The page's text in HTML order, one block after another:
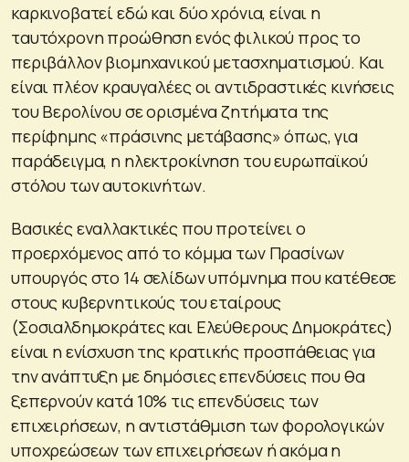
καρκινοβατεί εδώ και δύο χρόνια, είναι η
ταυτόχρονη προώθηση ενός φιλικού προς το
περιβάλλον βιομηχανικού μετασχηματισμού. Και
είναι πλέον κραυγαλέες οι αντιδραστικές κινήσεις
του Βερολίνου σε ορισμένα ζητήματα της
περίφημης «πράσινης μετάβασης» όπως, για
παράδειγμα, η ηλεκτροκίνηση του ευρωπαϊκού
στόλου των αυτοκινήτων.
Βασικές εναλλακτικές που προτείνει ο
προερχόμενος από το κόμμα των Πρασίνων
υπουργός στο 14 σελίδων υπόμνημα που κατέθεσε
στους κυβερνητικούς του εταίρους
(Σοσιαλδημοκράτες και Ελεύθερους Δημοκράτες)
είναι η ενίσχυση της κρατικής προσπάθειας για
την ανάπτυξη με δημόσιες επενδύσεις που θα
ξεπερνούν κατά 10% τις επενδύσεις των
επιχειρήσεων, η αντιστάθμιση των φορολογικών
υποχρεώσεων των επιχειρήσεων ή ακόμα η